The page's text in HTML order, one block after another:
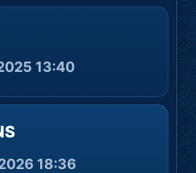
13:40
18:36